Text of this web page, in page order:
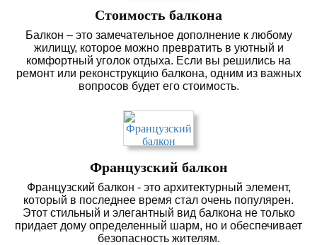
Стоимость балкона
Балкон – это замечательное дополнение к любому
жилищу, которое можно превратить в уютный и
комфортный уголок отдыха. Если вы решились на
ремонт или реконструкцию балкона, одним из важных
вопросов будет его стоимость.
Французский балкон
Французский балкон - это архитектурный элемент,
который в последнее время стал очень популярен.
Этот стильный и элегантный вид балкона не только
придает дому определенный шарм, но и обеспечивает
безопасность жителям.